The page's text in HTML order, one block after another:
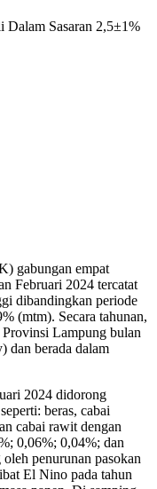
Dalam Sasaran 2,5±1%
gabungan empat
Februari 2024 tercatat
dibandingkan periode
(mtm). Secara tahunan,
Lampung bulan
dan berada dalam
2024 didorong
beras, cabai
cabai rawit dengan
0,06%; 0,04%; dan
penurunan pasokan
El Nino pada tahun